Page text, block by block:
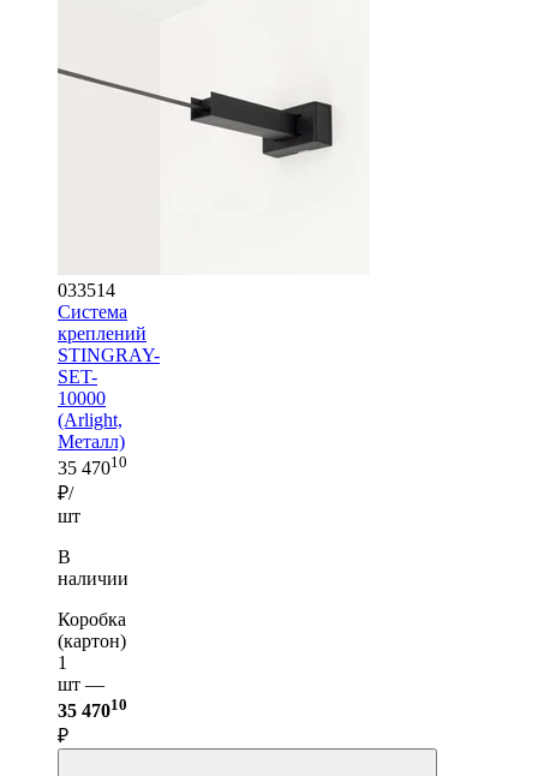
033514
Система
креплений
STINGRAY-
SET-
10000
(Arlight,
Металл)
35 47010
₽/
шт
В
наличии
Коробка
(картон)
1
шт —
35 47010
₽